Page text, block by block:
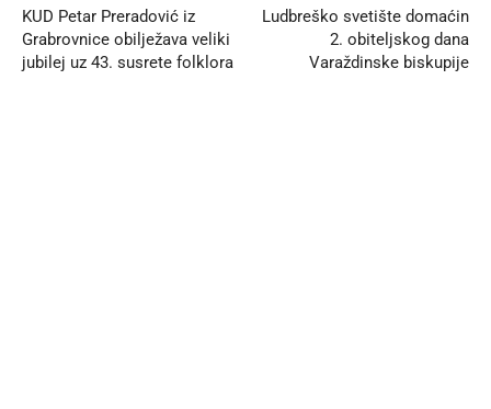
KUD Petar Preradović iz
Grabrovnice obilježava veliki
jubilej uz 43. susrete folklora
Ludbreško svetište domaćin
2. obiteljskog dana
Varaždinske biskupije